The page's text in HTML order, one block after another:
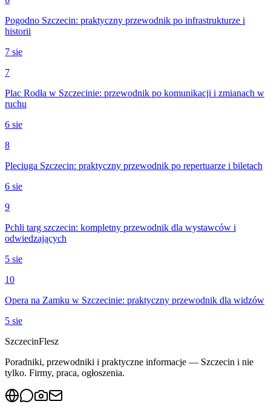
Pogodno Szczecin: praktyczny przewodnik po infrastrukturze i
historii
7 sie
7
Plac Rodła w Szczecinie: przewodnik po komunikacji i zmianach w
ruchu
6 sie
8
Pleciuga Szczecin: praktyczny przewodnik po repertuarze i biletach
6 sie
9
Pchli targ szczecin: kompletny przewodnik dla wystawców i
odwiedzających
5 sie
10
Opera na Zamku w Szczecinie: praktyczny przewodnik dla widzów
5 sie
SzczecinFlesz
Poradniki, przewodniki i praktyczne informacje — Szczecin i nie
tylko. Firmy, praca, ogłoszenia.